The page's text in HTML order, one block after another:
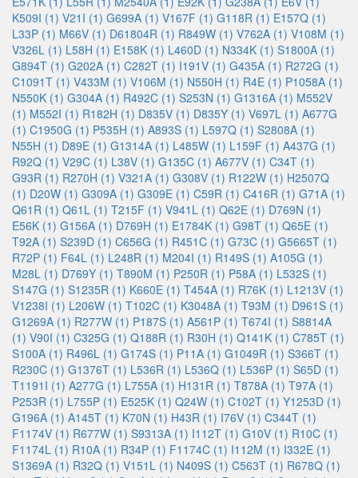
K509I (1) V21I (1) G699A (1) V167F (1) G118R (1) E157Q (1)
L33P (1) M66V (1) D61804R (1) R849W (1) V762A (1) V108M (1)
V326L (1) L58H (1) E158K (1) L460D (1) N334K (1) S1800A (1)
G894T (1) G202A (1) C282T (1) I191V (1) G435A (1) R272G (1)
C1091T (1) V433M (1) V106M (1) N550H (1) R4E (1) P1058A (1)
N550K (1) G304A (1) R492C (1) S253N (1) G1316A (1) M552V
(1) M552I (1) R182H (1) D835V (1) D835Y (1) V697L (1) A677G
(1) C1950G (1) P535H (1) A893S (1) L597Q (1) S2808A (1)
N55H (1) D89E (1) G1314A (1) L485W (1) L159F (1) A437G (1)
R92Q (1) V29C (1) L38V (1) G135C (1) A677V (1) C34T (1)
G93R (1) R270H (1) V321A (1) G308V (1) R122W (1) H2507Q
(1) D20W (1) G309A (1) G309E (1) C59R (1) C416R (1) G71A (1)
Q61R (1) Q61L (1) T215F (1) V941L (1) Q62E (1) D769N (1)
E56K (1) G156A (1) D769H (1) E1784K (1) G98T (1) Q65E (1)
T92A (1) S239D (1) C656G (1) R451C (1) G73C (1) G5665T (1)
R72P (1) F64L (1) L248R (1) M204I (1) R149S (1) A105G (1)
M28L (1) D769Y (1) T890M (1) P250R (1) P58A (1) L532S (1)
S147G (1) S1235R (1) K660E (1) T454A (1) R76K (1) L1213V (1)
V1238I (1) L206W (1) T102C (1) K3048A (1) T93M (1) D961S (1)
G1269A (1) R277W (1) P187S (1) A561P (1) T674I (1) S8814A
(1) V90I (1) C325G (1) Q188R (1) R30H (1) Q141K (1) C785T (1)
S100A (1) R496L (1) G174S (1) P11A (1) G1049R (1) S366T (1)
R230C (1) G1376T (1) L536R (1) L536Q (1) L536P (1) S65D (1)
T1191I (1) A277G (1) L755A (1) H131R (1) T878A (1) T97A (1)
P253R (1) L755P (1) E525K (1) Q24W (1) C102T (1) Y1253D (1)
G196A (1) A145T (1) K70N (1) H43R (1) I76V (1) C344T (1)
F1174V (1) R677W (1) S9313A (1) I112T (1) G10V (1) R10C (1)
F1174L (1) R10A (1) R34P (1) F1174C (1) I112M (1) I332E (1)
S1369A (1) R32Q (1) V151L (1) N409S (1) C563T (1) R678Q (1)